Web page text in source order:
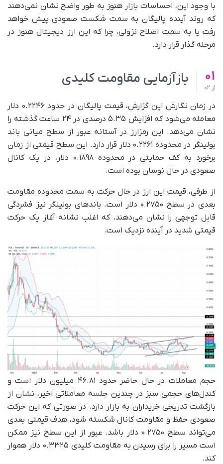
با وجود این، احساسات بازار هنوز به‌ طور واضح نشان نمی‌دهند
که روند آینده‌ پالیگان به سمت شکست صعودی پیش خواهد
رفت یا به‌ سمت اصلاح نزولی، چرا که این ارز دیجیتال هنوز در
مرحله‌ گذار قرار دارد.
01
از
بازآزمایی مقاومت کلیدی
در زمان نگارش این گزارش، قیمت پالیگان در حدود ۰.۲۲۴۶ دلار
معامله می‌شود که افزایش ۵.۳۵ درصدی در ۲۴ ساعت گذشته را
نشان می‌دهد. این رمزارز در آستانه‌ عبور از سطح میانی باند
بولینگر در محدوده‌ ۰.۲۲۶۱ دلار قرار دارد. این سطح قیمتی از زمان
برخورد به کف حمایتی در محدوده‌ ۰.۱۸۹۸ دلار، در یک کانال
صعودی در حال نوسان بوده است.
از طرفی، قیمت این ارز در حال حرکت به سمت محدوده‌ مقاومت
بعدی در سطح ۰.۲۷۵۰ دلار است. باندهای بولینگر نیز فشردگی
قابل توجهی را نشان می‌دهند، که اغلب نشانه‌ آغاز یک حرکت
قیمتی شدید در آینده‌ نزدیک است.
حجم معاملات در حال حاضر حدود ۴۶.۸۱ میلیون دلار است و
کندل‌های حجمی سبز در چندین جلسه معاملاتی اخیر، نشان از
بازگشت تدریجی خریداران به بازار دارد. در صورتی که این حرکت
صعودی حفظ و مقاومت کانال شکسته شود، هدف قیمتی بعدی
می‌تواند سطح ۰.۲۷۵۰ دلار باشد. عبور از این سطح نیز ممکن
است مسیر را برای رسیدن به مقاومت کلیدی ۰.۳۳۲۵ دلار هموار
کند.